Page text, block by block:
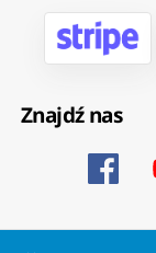
Znajdź nas